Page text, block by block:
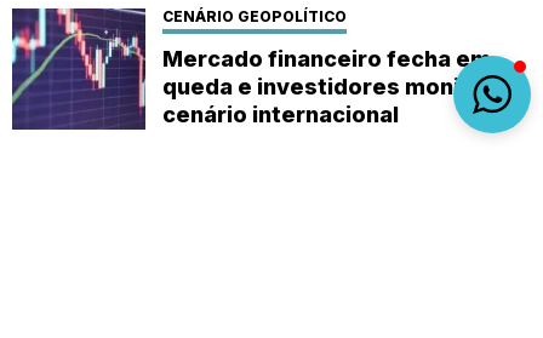
CENÁRIO GEOPOLÍTICO
Mercado financeiro fecha em
queda e investidores monitoram
cenário internacional